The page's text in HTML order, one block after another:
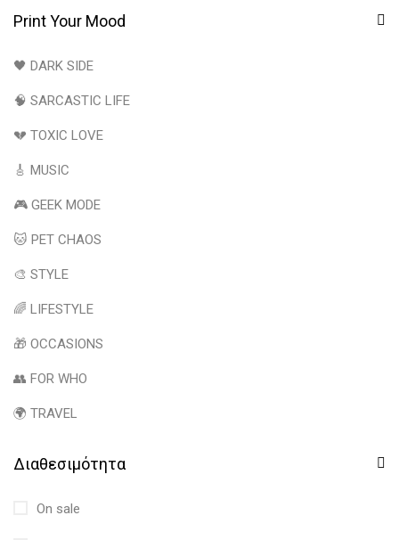
Print Your Mood
🖤 DARK SIDE
🧠 SARCASTIC LIFE
💔 TOXIC LOVE
🎸 MUSIC
🎮 GEEK MODE
🐱 PET CHAOS
🎨 STYLE
🌈 LIFESTYLE
🎁 OCCASIONS
👥 FOR WHO
🌍 TRAVEL
Διαθεσιμότητα
On sale